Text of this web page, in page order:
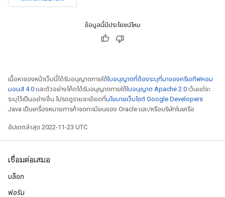
ข้อมูลนี้มีประโยชน์ไหม
เนื้อหาของหน้าเว็บนี้ได้รับอนุญาตภายใต้ใบอนุญาตที่ต้องระบุที่มาของครีเอทีฟคอม
มอนส์ 4.0 และตัวอย่างโค้ดได้รับอนุญาตภายใต้ใบอนุญาต Apache 2.0 เว้นแต่จะ
ระบุไว้เป็นอย่างอื่น โปรดดูรายละเอียดที่นโยบายเว็บไซต์ Google Developers
Java เป็นเครื่องหมายการค้าจดทะเบียนของ Oracle และ/หรือบริษัทในเครือ
อัปเดตล่าสุด 2022-11-23 UTC
เชื่อมต่อเสมอ
บล็อก
ฟอรัม